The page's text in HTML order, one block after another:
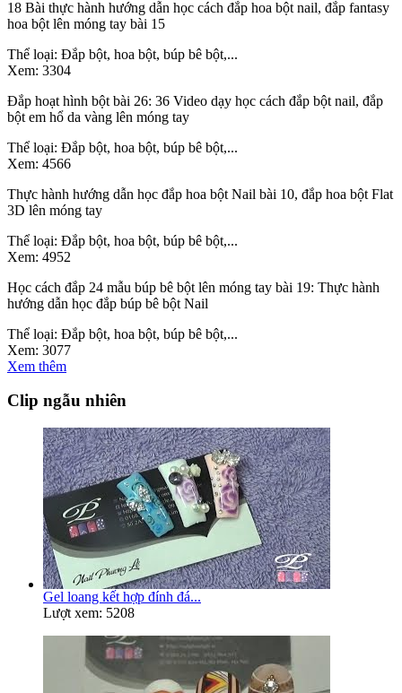
18 Bài thực hành hướng dẫn học cách đắp hoa bột nail, đắp fantasy
hoa bột lên móng tay bài 15
Thể loại: Đắp bột, hoa bột, búp bê bột,...
Xem: 3304
Đắp hoạt hình bột bài 26: 36 Video dạy học cách đắp bột nail, đắp
bột em hổ da vàng lên móng tay
Thể loại: Đắp bột, hoa bột, búp bê bột,...
Xem: 4566
Thực hành hướng dẫn học đắp hoa bột Nail bài 10, đắp hoa bột Flat
3D lên móng tay
Thể loại: Đắp bột, hoa bột, búp bê bột,...
Xem: 4952
Học cách đắp 24 mẫu búp bê bột lên móng tay bài 19: Thực hành
hướng dẫn học đắp búp bê bột Nail
Thể loại: Đắp bột, hoa bột, búp bê bột,...
Xem: 3077
Xem thêm
Clip ngẫu nhiên
Gel loang kết hợp đính đá...
Lượt xem: 5208